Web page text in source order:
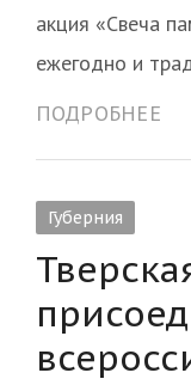
акция «Свеча
ежегодно и
ПОДРОБНЕЕ
Губерния